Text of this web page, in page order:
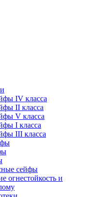
IV класса
II класса
V класса
I класса
III класса
сейфы
огнестойкость и